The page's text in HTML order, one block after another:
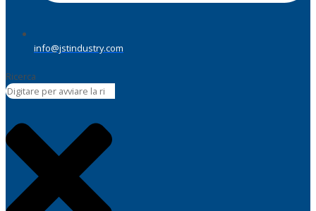
info@jstindustry.com
Ricerca